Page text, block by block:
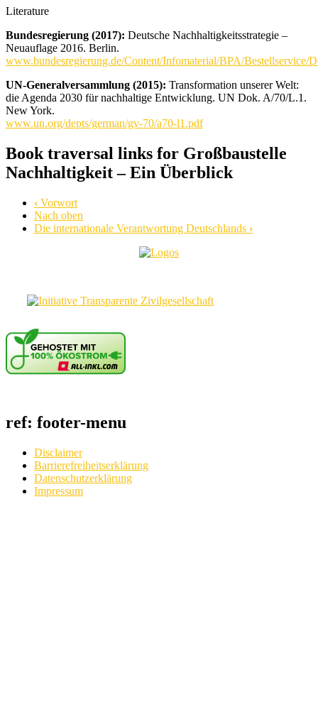
Literature
Bundesregierung (2017): Deutsche Nachhaltigkeitsstrategie –
Neuauflage 2016. Berlin.
www.bundesregierung.de/Content/Infomaterial/BPA/Bestellservice/
UN-Generalversammlung (2015): Transformation unserer Welt:
die Agenda 2030 für nachhaltige Entwicklung. UN Dok. A/70/L.1.
New York.
www.un.org/depts/german/gv-70/a70-l1.pdf
Book traversal links for Großbaustelle
Nachhaltigkeit – Ein Überblick
‹ Vorwort
Nach oben
Die internationale Verantwortung Deutschlands ›
ref: footer-menu
Disclaimer
Barrierefreiheitserklärung
Datenschutzerklärung
Impressum